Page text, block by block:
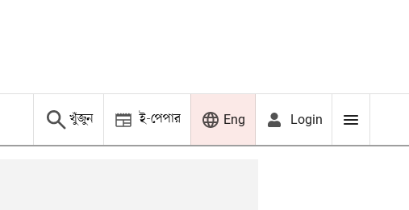
খুঁজুন ই-পেপার Eng Login